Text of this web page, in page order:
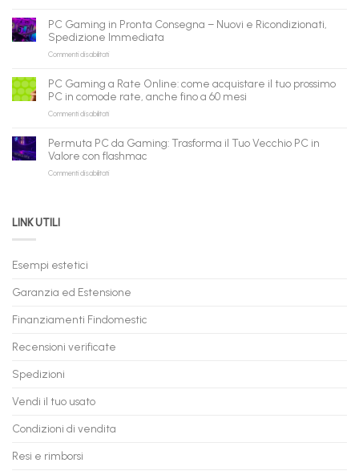
il
tuo
assistente
può
fare
shopping
qui
all’ingrosso:
la
nuova
B2B
flashmac
per
rivenditori
PC Gaming in Pronta Consegna – Nuovi e Ricondizionati,
Spedizione Immediata
Commenti disabilitatisu
in
Pronta
Consegna
Nuovi
Ricondizionati,
Spedizione
PC Gaming a Rate Online: come acquistare il tuo prossimo
PC in comode rate, anche fino a 60 mesi
Commenti disabilitatisu
a
Rate
Online:
anche
a
Permuta PC da Gaming: Trasforma il Tuo Vecchio PC in
Valore con flashmac
Commenti disabilitatisu
in
con
LINK UTILI
Esempi estetici
Garanzia ed Estensione
Finanziamenti Findomestic
Recensioni verificate
Spedizioni
Vendi il tuo usato
Condizioni di vendita
Resi e rimborsi